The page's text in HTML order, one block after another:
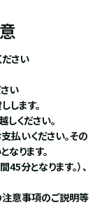
さい
い
します。
ください。
いください。その
ります。
分となります。）、
注意事項のご説明等